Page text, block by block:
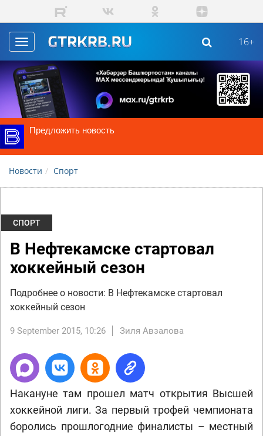
Skip to main content
Toggle
navigation
16+
Предложить новость
Новости Спорт
СПОРТ
В Нефтекамске стартовал
хоккейный сезон
Подробнее о новости: В Нефтекамске стартовал
хоккейный сезон
9 September 2015, 10:26 Зиля Авзалова
Накануне там прошел матч открытия Высшей
хоккейной лиги. За первый трофей чемпионата
боролись прошлогодние финалисты – местный